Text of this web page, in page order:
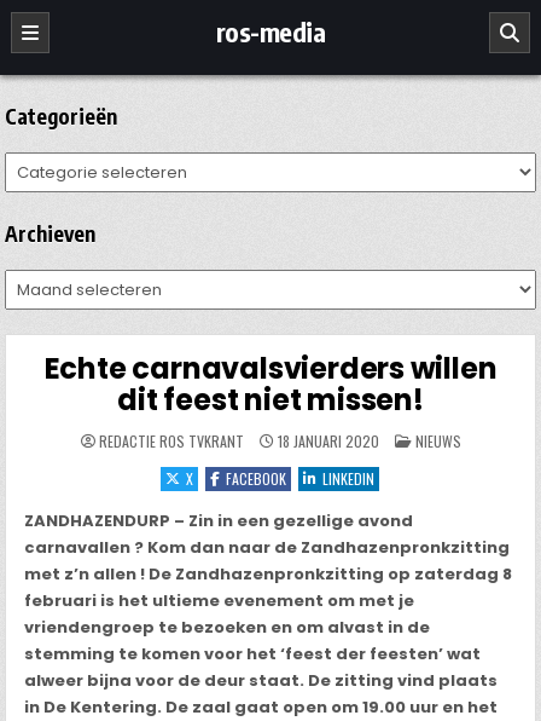
Ga
naar
de
inhoud
ros-media
Categorieën
Categorieën
Archieven
Archieven
Echte carnavalsvierders willen
dit feest niet missen!
REDACTIE ROS TVKRANT 18 JANUARI 2020 GEPLAATST
IN
NIEUWS
X
FACEBOOK LINKEDIN
ZANDHAZENDURP – Zin in een gezellige avond
carnavallen ? Kom dan naar de Zandhazenpronkzitting
met z’n allen ! De Zandhazenpronkzitting op zaterdag 8
februari is het ultieme evenement om met je
vriendengroep te bezoeken en om alvast in de
stemming te komen voor het ‘feest der feesten’ wat
alweer bijna voor de deur staat. De zitting vind plaats
in De Kentering. De zaal gaat open om 19.00 uur en het